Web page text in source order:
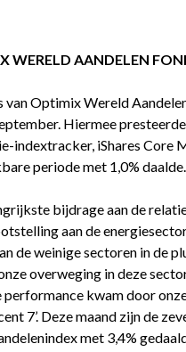
WERELD AANDELEN
van Optimix Wereld
Hiermee
indextracker, iShares Core
periode met 1,0% daalde.
bijdrage aan de
aan de
de weinige sectoren in de
overweging in deze
performance kwam door
7’. Deze maand zijn de
met 3,4%